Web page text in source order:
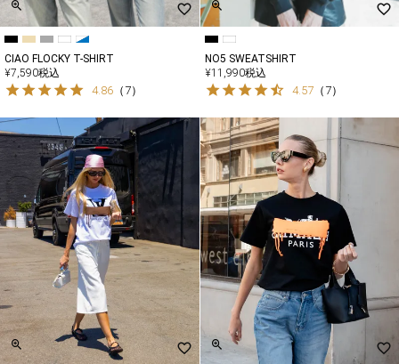
CIAO FLOCKY T-SHIRT
¥7,590税込
4.86 （ 7）
NO5 SWEATSHIRT
¥11,990税込
4.57（ 7）